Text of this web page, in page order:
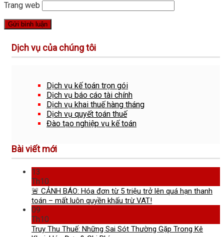
Trang web
Dịch vụ của chúng tôi
Dịch vụ kế toán trọn gói
Dịch vụ báo cáo tài chính
Dịch vụ khai thuế hàng tháng
Dịch vụ quyết toán thuế
Đào tạo nghiệp vụ kế toán
Bài viết mới
13
Th10
🚨 CẢNH BÁO: Hóa đơn từ 5 triệu trở lên quá hạn thanh
toán – mất luôn quyền khấu trừ VAT!
09
Th10
Truy Thu Thuế: Những Sai Sót Thường Gặp Trong Kê